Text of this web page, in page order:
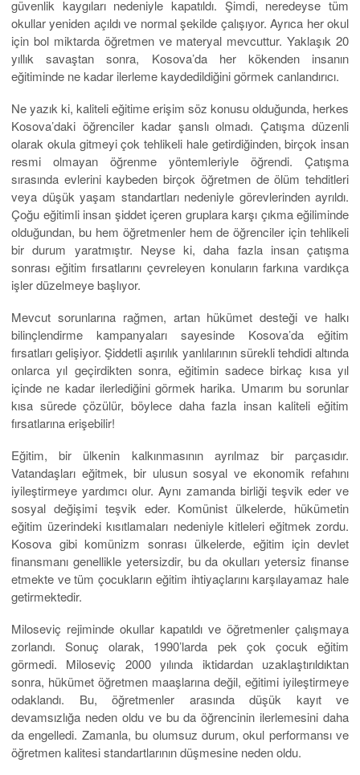
güvenlik kaygıları nedeniyle kapatıldı. Şimdi, neredeyse tüm
okullar yeniden açıldı ve normal şekilde çalışıyor. Ayrıca her okul
için bol miktarda öğretmen ve materyal mevcuttur. Yaklaşık 20
yıllık savaştan sonra, Kosova’da her kökenden insanın
eğitiminde ne kadar ilerleme kaydedildiğini görmek canlandırıcı.
Ne yazık ki, kaliteli eğitime erişim söz konusu olduğunda, herkes
Kosova’daki öğrenciler kadar şanslı olmadı. Çatışma düzenli
olarak okula gitmeyi çok tehlikeli hale getirdiğinden, birçok insan
resmi olmayan öğrenme yöntemleriyle öğrendi. Çatışma
sırasında evlerini kaybeden birçok öğretmen de ölüm tehditleri
veya düşük yaşam standartları nedeniyle görevlerinden ayrıldı.
Çoğu eğitimli insan şiddet içeren gruplara karşı çıkma eğiliminde
olduğundan, bu hem öğretmenler hem de öğrenciler için tehlikeli
bir durum yaratmıştır. Neyse ki, daha fazla insan çatışma
sonrası eğitim fırsatlarını çevreleyen konuların farkına vardıkça
işler düzelmeye başlıyor.
Mevcut sorunlarına rağmen, artan hükümet desteği ve halkı
bilinçlendirme kampanyaları sayesinde Kosova’da eğitim
fırsatları gelişiyor. Şiddetli aşırılık yanlılarının sürekli tehdidi altında
onlarca yıl geçirdikten sonra, eğitimin sadece birkaç kısa yıl
içinde ne kadar ilerlediğini görmek harika. Umarım bu sorunlar
kısa sürede çözülür, böylece daha fazla insan kaliteli eğitim
fırsatlarına erişebilir!
Eğitim, bir ülkenin kalkınmasının ayrılmaz bir parçasıdır.
Vatandaşları eğitmek, bir ulusun sosyal ve ekonomik refahını
iyileştirmeye yardımcı olur. Aynı zamanda birliği teşvik eder ve
sosyal değişimi teşvik eder. Komünist ülkelerde, hükümetin
eğitim üzerindeki kısıtlamaları nedeniyle kitleleri eğitmek zordu.
Kosova gibi komünizm sonrası ülkelerde, eğitim için devlet
finansmanı genellikle yetersizdir, bu da okulları yetersiz finanse
etmekte ve tüm çocukların eğitim ihtiyaçlarını karşılayamaz hale
getirmektedir.
Miloseviç rejiminde okullar kapatıldı ve öğretmenler çalışmaya
zorlandı. Sonuç olarak, 1990’larda pek çok çocuk eğitim
görmedi. Miloseviç 2000 yılında iktidardan uzaklaştırıldıktan
sonra, hükümet öğretmen maaşlarına değil, eğitimi iyileştirmeye
odaklandı. Bu, öğretmenler arasında düşük kayıt ve
devamsızlığa neden oldu ve bu da öğrencinin ilerlemesini daha
da engelledi. Zamanla, bu olumsuz durum, okul performansı ve
öğretmen kalitesi standartlarının düşmesine neden oldu.